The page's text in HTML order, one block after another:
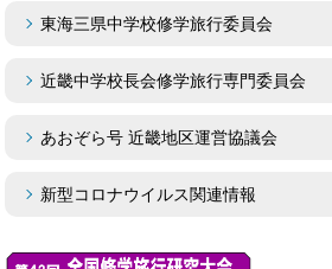
東海三県中学校修学旅行委員会
近畿中学校長会修学旅行専門委員会
あおぞら号 近畿地区運営協議会
新型コロナウイルス関連情報